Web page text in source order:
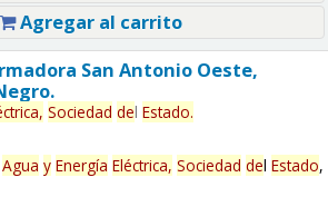
Agregar al carrito
San Antonio Oeste,
Sociedad del Estado.
Agua y Energía Eléctrica, Sociedad del Estado,